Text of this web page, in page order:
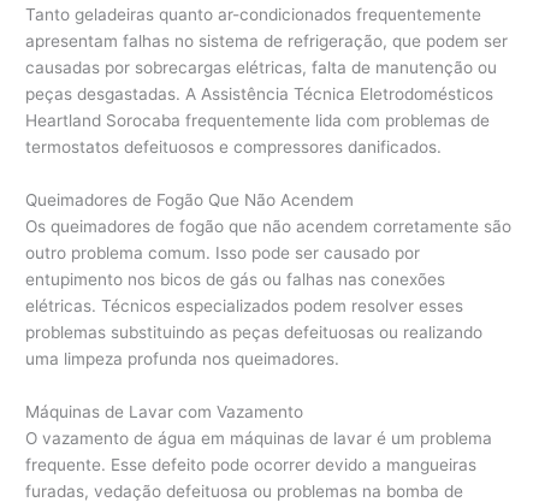
Tanto geladeiras quanto ar-condicionados frequentemente
apresentam falhas no sistema de refrigeração, que podem ser
causadas por sobrecargas elétricas, falta de manutenção ou
peças desgastadas. A Assistência Técnica Eletrodomésticos
Heartland Sorocaba frequentemente lida com problemas de
termostatos defeituosos e compressores danificados.
Queimadores de Fogão Que Não Acendem
Os queimadores de fogão que não acendem corretamente são
outro problema comum. Isso pode ser causado por
entupimento nos bicos de gás ou falhas nas conexões
elétricas. Técnicos especializados podem resolver esses
problemas substituindo as peças defeituosas ou realizando
uma limpeza profunda nos queimadores.
Máquinas de Lavar com Vazamento
O vazamento de água em máquinas de lavar é um problema
frequente. Esse defeito pode ocorrer devido a mangueiras
furadas, vedação defeituosa ou problemas na bomba de